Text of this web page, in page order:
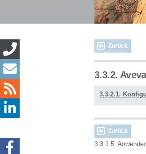
Zurück
3.3.2.
3.3.2.1.
Zurück
3.3.1.5.